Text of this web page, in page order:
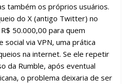
também os próprios usuários.
do X (antigo Twitter) no
50.000,00 para quem
via VPN, uma prática
na internet. Se ele repetir
da Rumble, após eventual
o problema deixaria de ser